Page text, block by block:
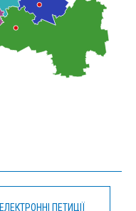
ЕЛЕКТРОННІ ПЕТИЦІЇ